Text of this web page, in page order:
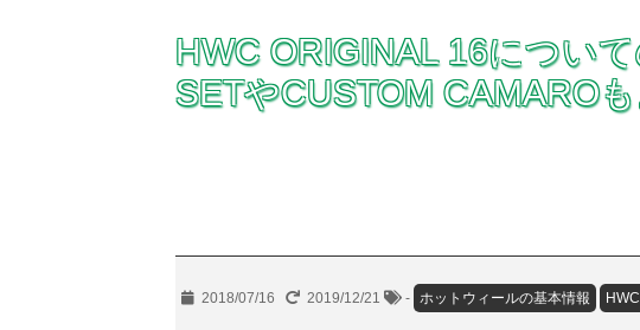
HWC ORIGINAL 16につい
SETやCUSTOM CAMAROも
2018/07/16 2019/12/21 - ホットウィールの基本情報 HWC